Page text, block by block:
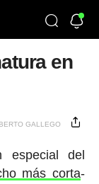
en
BERTO GALLEGO
especial del
más corta-